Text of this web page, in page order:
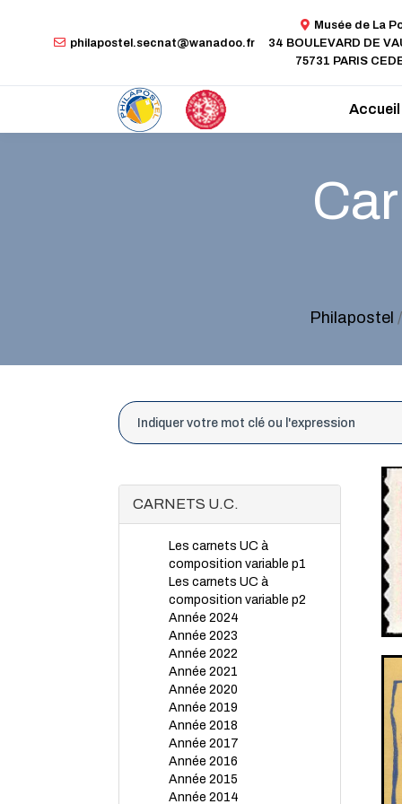
philapostel.secnat@wanadoo.fr
Musée de La
34 BOULEVARD DE
75731 PARIS
Accueil
Philapostel /
CARNETS U.C.
Les carnets UC à
composition variable p1
Les carnets UC à
composition variable p2
Année 2024
Année 2023
Année 2022
Année 2021
Année 2020
Année 2019
Année 2018
Année 2017
Année 2016
Année 2015
Année 2014